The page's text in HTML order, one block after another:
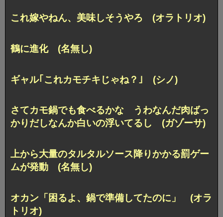
これ嫁やねん、美味しそうやろ (オラトリオ)
鶴に進化 (名無し)
ギャル｢これカモチキじゃね？｣ (シノ)
さてカモ鍋でも食べるかな うわなんだ肉ばっ
かりだしなんか白いの浮いてるし (ガゾーサ)
上から大量のタルタルソース降りかかる罰ゲー
ムが発動 (名無し)
オカン「困るよ、鍋で準備してたのに」 (オラ
トリオ)